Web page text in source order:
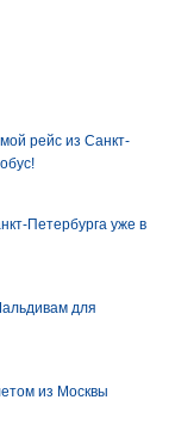
рейс из Санкт-
Петербурга уже в
для
из Москвы